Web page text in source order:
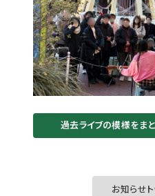
過去ライブの模様をま
お知らせ